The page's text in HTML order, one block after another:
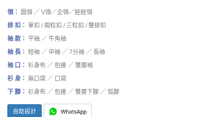
領：
圖領 ／ V領／企領／娃娃領
排 扣： 單扣 / 兩粒扣 / 三粒扣 / 雙排扣
袖 款： 平袖 ／ 牛角袖
袖 長： 短袖 ／ 中袖 ／ 7分袖 ／ 長袖
袖 口： 衫身布 ／ 包邊 ／ 雙層袖
衫 身： 無口袋 ／ 口袋
下 腳： 衫身布 ／ 包邊 ／ 雙層下腳 ／ 弧腳
自助設計